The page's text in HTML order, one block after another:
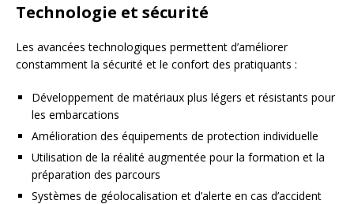
Technologie et sécurité
Les avancées technologiques permettent d’améliorer
constamment la sécurité et le confort des pratiquants :
Développement de matériaux plus légers et résistants pour
les embarcations
Amélioration des équipements de protection individuelle
Utilisation de la réalité augmentée pour la formation et la
préparation des parcours
Systèmes de géolocalisation et d’alerte en cas d’accident